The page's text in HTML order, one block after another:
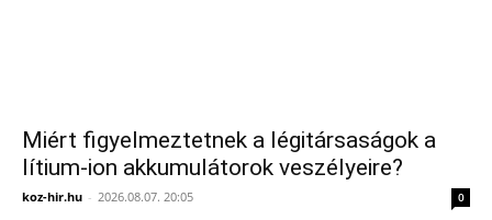
Miért figyelmeztetnek a légitársaságok a
lítium-ion akkumulátorok veszélyeire?
koz-hir.hu - 2026.08.07. 20:05 0